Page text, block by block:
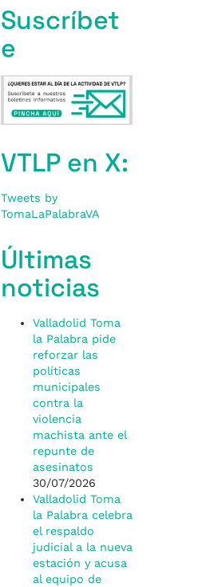
Suscríbet
e
VTLP en X:
Tweets by
TomaLaPalabraVA
Últimas
noticias
Valladolid Toma
la Palabra pide
reforzar las
políticas
municipales
contra la
violencia
machista ante el
repunte de
asesinatos
30/07/2026
Valladolid Toma
la Palabra celebra
el respaldo
judicial a la nueva
estación y acusa
al equipo de